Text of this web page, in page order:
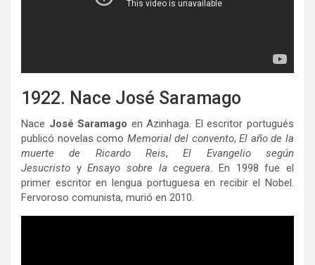
1922. Nace José Saramago
Nace José Saramago en Azinhaga. El escritor portugués
publicó novelas como Memorial del convento,El año de la
muerte de Ricardo Reis,El Evangelio según
Jesucristo yEnsayo sobre la ceguera. En 1998 fue el
primer escritor en lengua portuguesa en recibir el Nobel.
Fervoroso comunista, murió en 2010.